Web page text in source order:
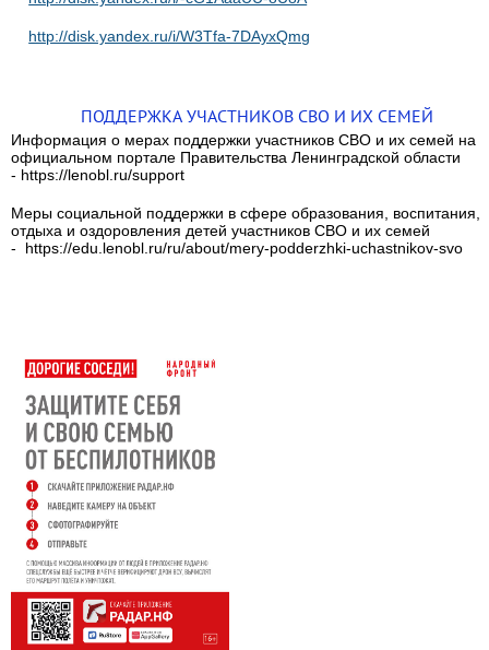
http://disk.yandex.ru/i/W3Tfa-7DAyxQmg
ПОДДЕРЖКА УЧАСТНИКОВ СВО И ИХ СЕМЕЙ
Информация о мерах поддержки участников СВО и их семей на
официальном портале Правительства Ленинградской области
- https://lenobl.ru/support
Меры социальной поддержки в сфере образования, воспитания,
отдыха и оздоровления детей участников СВО и их семей
- https://edu.lenobl.ru/ru/about/mery-podderzhki-uchastnikov-svo